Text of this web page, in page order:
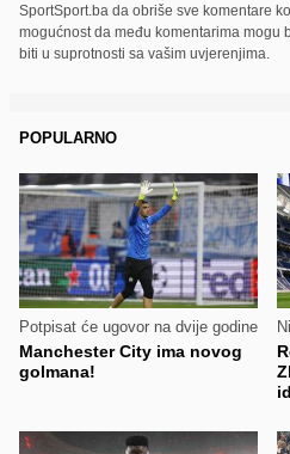
SportSport.ba da obriše sve komentare
mogućnost da među komentarima mogu
biti u suprotnosti sa vašim uvjerenjima.
POPULARNO
Potpisat će ugovor na dvije godine
Manchester City ima novog
golmana!